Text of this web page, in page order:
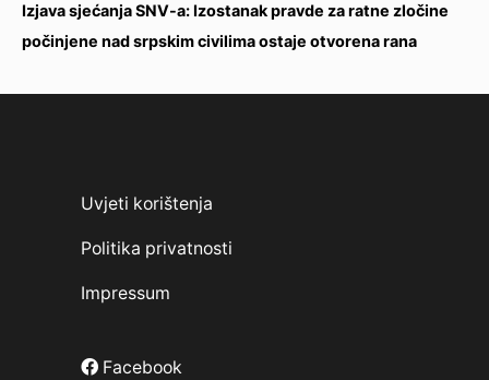
Izjava sjećanja SNV-a: Izostanak pravde za ratne zločine
počinjene nad srpskim civilima ostaje otvorena rana
Uvjeti korištenja
Politika privatnosti
Impressum
Facebook